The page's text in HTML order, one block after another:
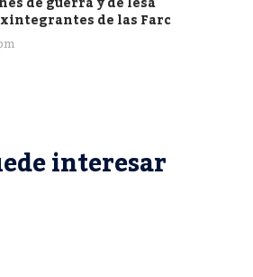
de las Farc
interesar